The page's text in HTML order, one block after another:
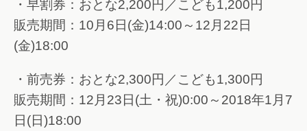
・早割券：おとな2,200円／こども1,200円
販売期間：10月6日(金)14:00～12月22日
(金)18:00
・前売券：おとな2,300円／こども1,300円
販売期間：12月23日(土・祝)0:00～2018年1月7
日(日)18:00